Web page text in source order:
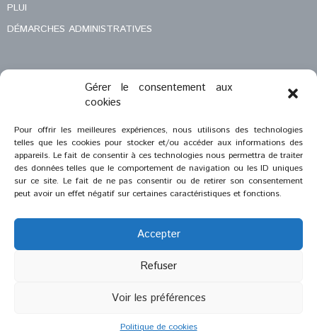
Gérer le consentement aux
cookies
Pour offrir les meilleures expériences, nous utilisons des technologies
telles que les cookies pour stocker et/ou accéder aux informations des
appareils. Le fait de consentir à ces technologies nous permettra de traiter
des données telles que le comportement de navigation ou les ID uniques
sur ce site. Le fait de ne pas consentir ou de retirer son consentement
peut avoir un effet négatif sur certaines caractéristiques et fonctions.
Accepter
Refuser
Voir les préférences
Politique de cookies
PLUI
DÉMARCHES ADMINISTRATIVES
MENTIONS LÉGALES
Zeugma Web Agency